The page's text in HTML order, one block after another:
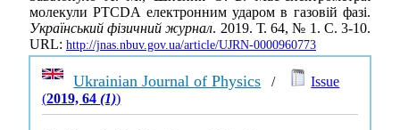
молекули PTCDA електронним ударом в газовій фазі.
Український фізичний журнал. 2019. Т. 64, № 1. С. 3-10.
URL: http://jnas.nbuv.gov.ua/article/UJRN-0000960773
Ukrainian Journal of Physics /
Issue
(2019, 64(1))